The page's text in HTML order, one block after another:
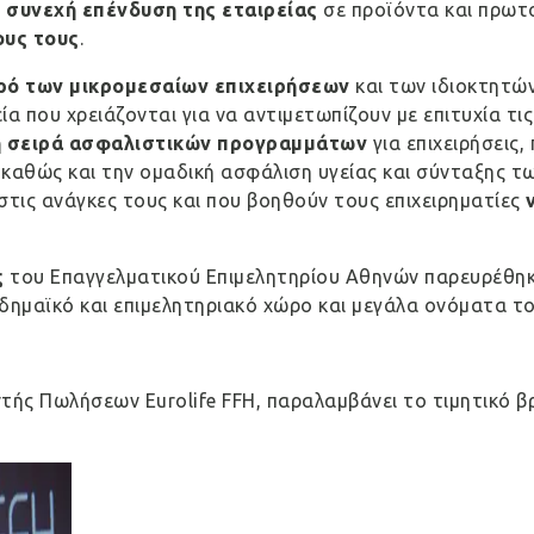
συνεχή επένδυση της εταιρείας σε προϊόντα και
τους.
των μικρομεσαίων επιχειρήσεων και των
που χρειάζονται για να αντιμετωπίζουν με επιτυχία
ασφαλιστικών προγραμμάτων για
και την ομαδική ασφάλιση υγείας και σύνταξης
ανάγκες τους και που βοηθούν τους επιχειρηματίες
του Επαγγελματικού Επιμελητηρίου Αθηνών
και επιμελητηριακό χώρο και μεγάλα ονόματα
Πωλήσεων Eurolife FFH, παραλαμβάνει το τιμητικό